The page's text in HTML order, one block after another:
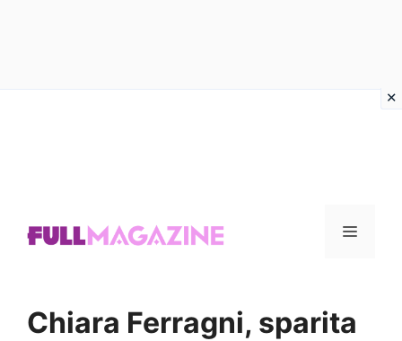
Menu
Chiara Ferragni, sparita